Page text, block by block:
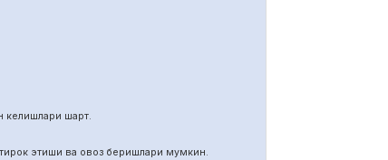
келишлари шарт.
этиши ва овоз беришлари мумкин.